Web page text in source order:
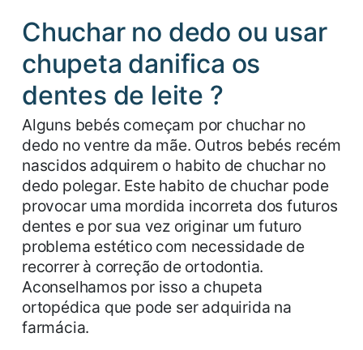
Chuchar no dedo ou usar
chupeta danifica os
dentes de leite ?
Alguns bebés começam por chuchar no
dedo no ventre da mãe. Outros bebés recém
nascidos adquirem o habito de chuchar no
dedo polegar. Este habito de chuchar pode
provocar uma mordida incorreta dos futuros
dentes e por sua vez originar um futuro
problema estético com necessidade de
recorrer à correção de ortodontia.
Aconselhamos por isso a chupeta
ortopédica que pode ser adquirida na
farmácia.